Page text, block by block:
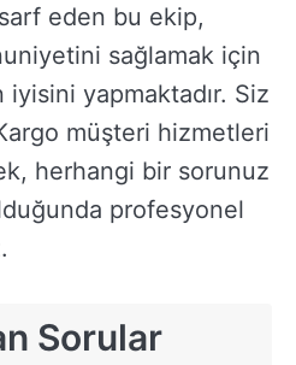
eden bu ekip,
sağlamak için
yapmaktadır. Siz
müşteri hizmetleri
herhangi bir sorunuz
profesyonel
Sorular